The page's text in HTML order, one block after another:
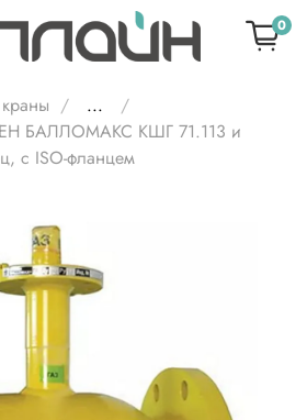
0
...
БАЛЛОМАКС КШГ 71.113 и
с ISO-фланцем